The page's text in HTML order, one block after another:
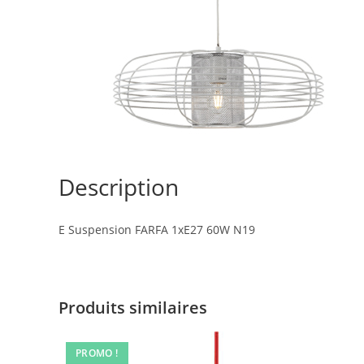
Description
E Suspension FARFA 1xE27 60W N19
Produits similaires
PROMO !